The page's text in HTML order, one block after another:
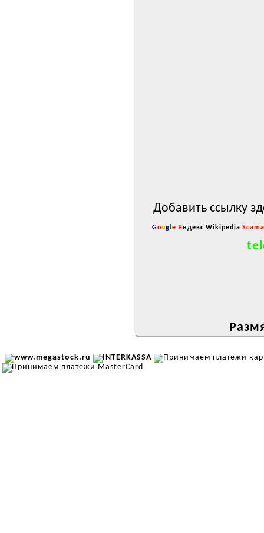
Добавить ссылку
Goog e Я ндекс Wikipedia